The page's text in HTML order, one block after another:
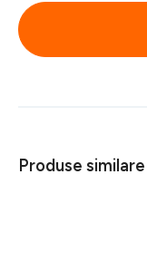
Produse similare